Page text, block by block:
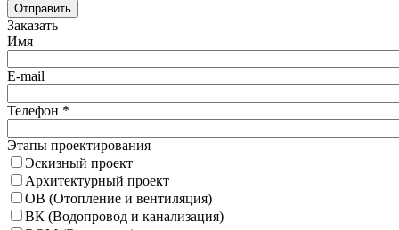
Отправить
Заказать
Имя
E-mail
Телефон *
Этапы проектирования
Эскизный проект
Архитектурный проект
ОВ (Отопление и вентиляция)
ВК (Водопровод и канализация)